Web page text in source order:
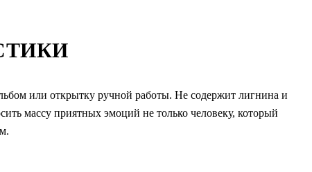
или открытку ручной работы. Не содержит лигнина и
массу приятных эмоций не только человеку, который